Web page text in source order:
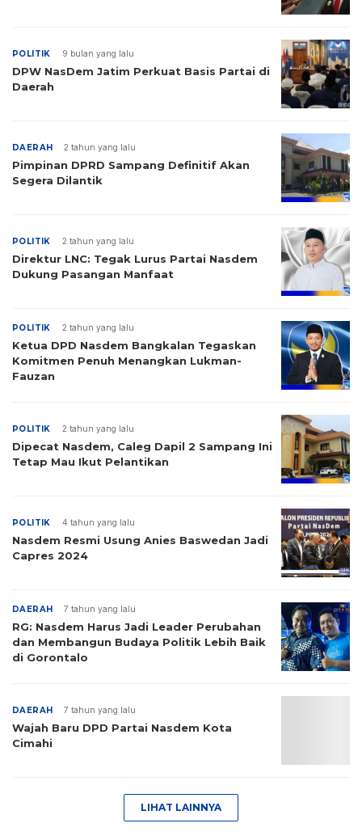
POLITIK 9 bulan yang lalu
DPW NasDem Jatim Perkuat Basis Partai di
Daerah
DAERAH 2 tahun yang lalu
Pimpinan DPRD Sampang Definitif Akan
Segera Dilantik
POLITIK 2 tahun yang lalu
Direktur LNC: Tegak Lurus Partai Nasdem
Dukung Pasangan Manfaat
POLITIK 2 tahun yang lalu
Ketua DPD Nasdem Bangkalan Tegaskan
Komitmen Penuh Menangkan Lukman-
Fauzan
POLITIK 2 tahun yang lalu
Dipecat Nasdem, Caleg Dapil 2 Sampang Ini
Tetap Mau Ikut Pelantikan
POLITIK 4 tahun yang lalu
Nasdem Resmi Usung Anies Baswedan Jadi
Capres 2024
DAERAH 7 tahun yang lalu
RG: Nasdem Harus Jadi Leader Perubahan
dan Membangun Budaya Politik Lebih Baik
di Gorontalo
DAERAH 7 tahun yang lalu
Wajah Baru DPD Partai Nasdem Kota
Cimahi
LIHAT LAINNYA